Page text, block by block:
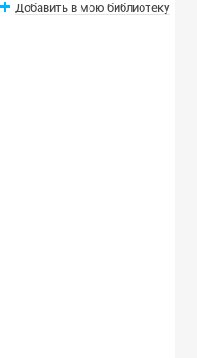
Добавить в мою библиотеку